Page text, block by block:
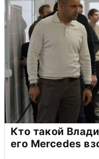
Кто такой
его Mercedes